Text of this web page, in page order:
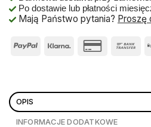
Po dostawie lub płatności
Mają Państwo pytania? Proszę
OPIS
INFORMACJE DODATKOWE